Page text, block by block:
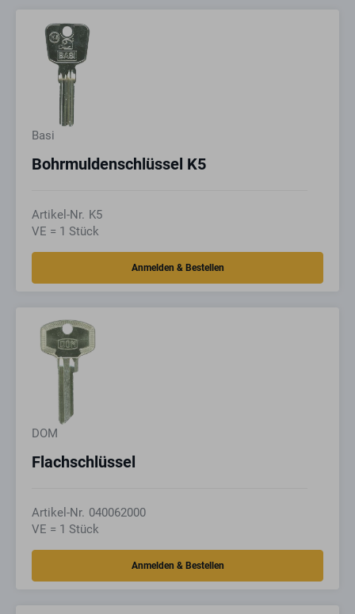
Basi
Bohrmuldenschlüssel K5
Artikel-Nr. K5
VE = 1 Stück
DOM
Flachschlüssel
Artikel-Nr. 040062000
VE = 1 Stück